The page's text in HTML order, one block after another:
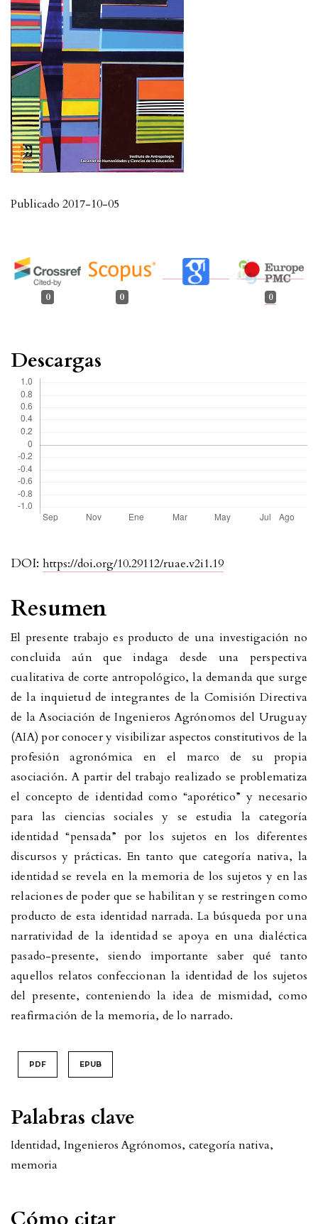
DOI: https://doi.org/10.29112/ruae.v2i1.19
Publicado 2017-10-05
Palabras clave
Identidad, Ingenieros Agrónomos, categoría nativa,
memoria
0 0 0
Resumen
El presente trabajo es producto de una investigación no
concluida aún que indaga desde una perspectiva
cualitativa de corte antropológico, la demanda que surge
de la inquietud de integrantes de la Comisión Directiva
de la Asociación de Ingenieros Agrónomos del Uruguay
(AIA) por conocer y visibilizar aspectos constitutivos de la
profesión agronómica en el marco de su propia
asociación. A partir del trabajo realizado se problematiza
el concepto de identidad como “aporético” y necesario
para las ciencias sociales y se estudia la categoría
identidad “pensada” por los sujetos en los diferentes
discursos y prácticas. En tanto que categoría nativa, la
identidad se revela en la memoria de los sujetos y en las
relaciones de poder que se habilitan y se restringen como
producto de esta identidad narrada. La búsqueda por una
narratividad de la identidad se apoya en una dialéctica
pasado-presente, siendo importante saber qué tanto
aquellos relatos confeccionan la identidad de los sujetos
del presente, conteniendo la idea de mismidad, como
reafirmación de la memoria, de lo narrado.
PDF EPUB
Descargas